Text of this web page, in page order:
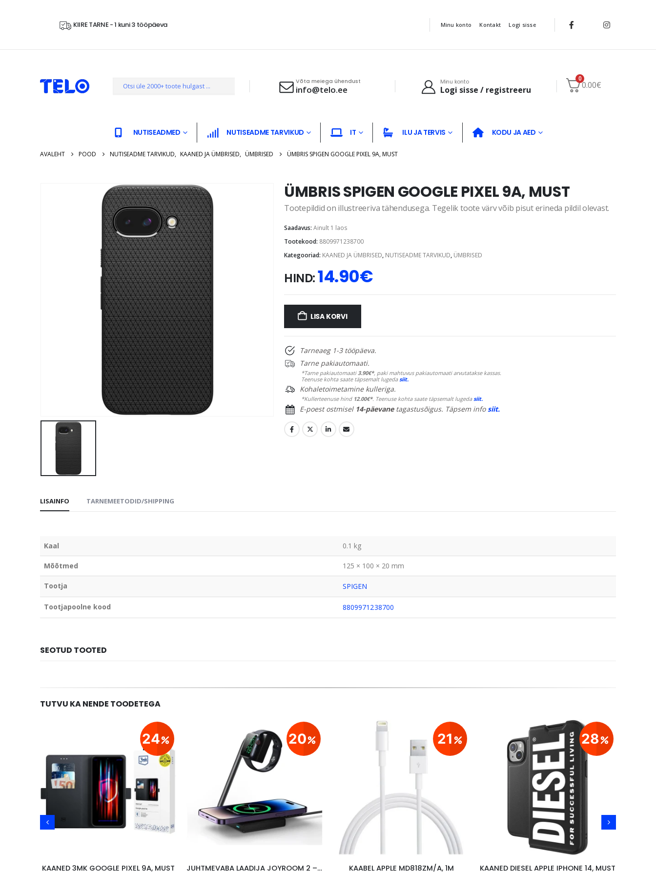
KIIRE TARNE - 1 kuni 3 tööpäeva Minu konto Kontakt Logi sisse
Võta meiega ühendust
info@telo.ee
Minu konto
Logi sisse / registreeru
0
0.00€
NUTISEADMED NUTISEADME TARVIKUD IT ILU JA TERVIS KODU JA AED
AVALEHT POOD NUTISEADME TARVIKUD, KAANED JA ÜMBRISED, ÜMBRISED ÜMBRIS SPIGEN GOOGLE PIXEL 9A, MUST
ÜMBRIS SPIGEN GOOGLE PIXEL 9A, MUST
Tootepildid on illustreeriva tähendusega. Tegelik toote värv võib pisut erineda pildil olevast.
Saadavus: Ainult 1 laos
Tootekood: 8809971238700
Kategooriad: KAANED JA ÜMBRISED, NUTISEADME TARVIKUD, ÜMBRISED
HIND:14.90€
LISA KORVI
Tarneaeg 1-3 tööpäeva.
Tarne pakiautomaati.
*Tarne pakiautomaati3.90€*, paki mahtuvus pakiautomaati arvutatakse kassas.
Teenuse kohta saate täpsemalt lugedasiit.
Kohaletoimetamine kulleriga.
*Kullerteenuse hind 12.00€*. Teenuse kohta saate täpsemalt lugedasiit.
E-poest ostmisel 14-päevanetagastusõigus. Täpsem info siit.
LISAINFO TARNEMEETODID/SHIPPING
Kaal 0.1 kg
Mõõtmed 125 × 100 × 20 mm
Tootja SPIGEN
Tootjapoolne kood 8809971238700
SEOTUD TOOTED
TUTVU KA NENDE TOODETEGA
24
KAANED 3MK GOOGLE PIXEL 9A, MUST
20
JUHTMEVABA LAADIJA JOYROOM 2 – IN- 1, 15W MAGSAFE, MUST
21
KAABEL APPLE MD818ZM/A, 1M
28
KAANED DIESEL APPLE IPHONE 14, MUST